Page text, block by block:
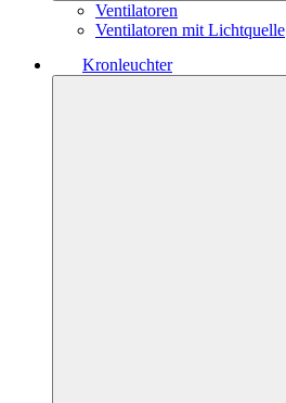
Ventilatoren
Ventilatoren mit Lichtquelle
Kronleuchter